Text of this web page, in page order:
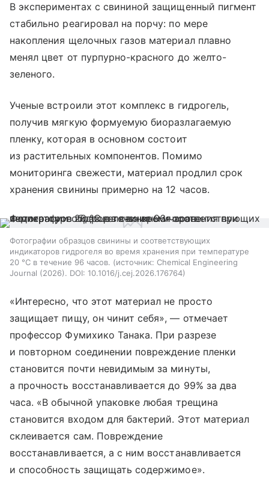
В экспериментах с свининой защищенный пигмент
стабильно реагировал на порчу: по мере
накопления щелочных газов материал плавно
менял цвет от пурпурно-красного до желто-
зеленого.
Ученые встроили этот комплекс в гидрогель,
получив мягкую формуемую биоразлагаемую
пленку, которая в основном состоит
из растительных компонентов. Помимо
мониторинга свежести, материал продлил срок
хранения свинины примерно на 12 часов.
Фотографии образцов свинины и соответствующих
индикаторов гидрогеля во время хранения при температуре
20 °C в течение 96 часов.
источник: Chemical Engineering
Journal (2026). DOI: 10.1016/j.cej.2026.176764
«Интересно, что этот материал не просто
защищает пищу, он чинит себя», — отмечает
профессор Фумихико Танака. При разрезе
и повторном соединении повреждение пленки
становится почти невидимым за минуты,
а прочность восстанавливается до 99% за два
часа. «В обычной упаковке любая трещина
становится входом для бактерий. Этот материал
склеивается сам. Повреждение
восстанавливается, а с ним восстанавливается
и способность защищать содержимое».